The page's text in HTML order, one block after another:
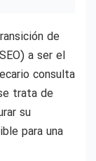
de
a ser el
consulta
trata de
su
para una